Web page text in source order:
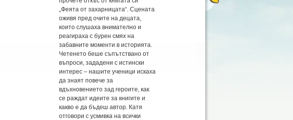
„Феята от захарницата“. Сцената
оживя пред очите на децата,
които слушаха внимателно и
реагираха с бурен смях на
забавните моменти в историята.
Четенето беше съпътствано от
въпроси, зададени с истински
интерес – нашите ученици искаха
да знаят повече за
вдъхновението зад героите, как
се раждат идеите за книгите и
какво е да бъдеш автор. Катя
отговори с усмивка на всички